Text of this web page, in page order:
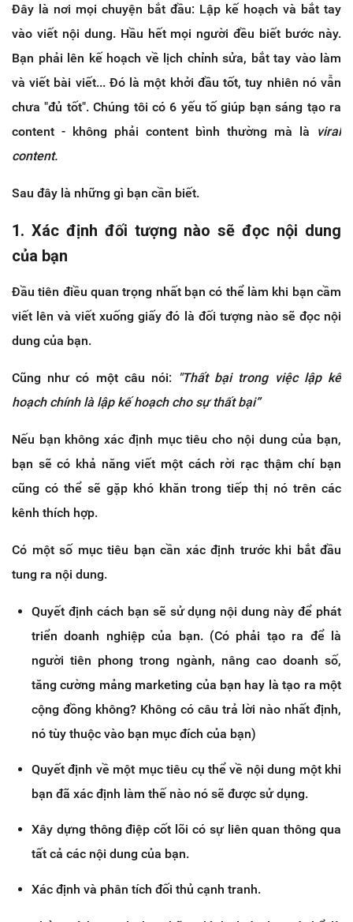
Đây là nơi mọi chuyện bắt đầu: Lập kế hoạch và bắt tay
vào viết nội dung. Hầu hết mọi người đều biết bước này.
Bạn phải lên kế hoạch về lịch chỉnh sửa, bắt tay vào làm
và viết bài viết... Đó là một khởi đầu tốt, tuy nhiên nó vẫn
chưa "đủ tốt". Chúng tôi có 6 yếu tố giúp bạn sáng tạo ra
content - không phải content bình thường mà là
viral
content.
Sau đây là những gì bạn cần biết.
1. Xác định đối tượng nào sẽ đọc nội dung
của bạn
Đầu tiên điều quan trọng nhất bạn có thể làm khi bạn cầm
viết lên và viết xuống giấy đó là đối tượng nào sẽ đọc nội
dung của bạn.
Cũng như có một câu nói:
"Thất bại trong việc lập kế
hoạch chính là lập kế hoạch cho sự thất bại”
Nếu bạn không xác định mục tiêu cho nội dung của bạn,
bạn sẽ có khả năng viết một cách rời rạc thậm chí bạn
cũng có thể sẽ gặp khó khăn trong tiếp thị nó trên các
kênh thích hợp.
Có một số mục tiêu bạn cần xác định trước khi bắt đầu
tung ra nội dung.
Quyết định cách bạn sẽ sử dụng nội dung này để phát
triển doanh nghiệp của bạn. (Có phải tạo ra để là
người tiên phong trong ngành, nâng cao doanh số,
tăng cường mảng marketing của bạn hay là tạo ra một
cộng đồng không? Không có câu trả lời nào nhất định,
nó tùy thuộc vào bạn mục đích của bạn)
Quyết định về một mục tiêu cụ thể về nội dung một khi
bạn đã xác định làm thế nào nó sẽ được sử dụng.
Xây dựng thông điệp cốt lõi có sự liên quan thông qua
tất cả các nội dung của bạn.
Xác định và phân tích đối thủ cạnh tranh.